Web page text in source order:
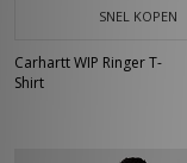
SNEL KOPEN
Carhartt WIP Ringer T-
Shirt